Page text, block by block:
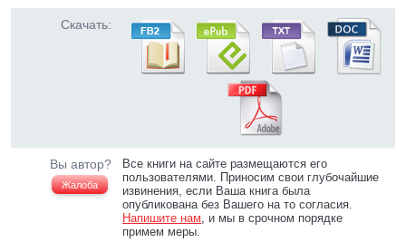
Скачать:
Вы автор?
Жалоба
Все книги на сайте размещаются его
пользователями. Приносим свои глубочайшие
извинения, если Ваша книга была
опубликована без Вашего на то согласия.
Напишите нам, и мы в срочном порядке
примем меры.